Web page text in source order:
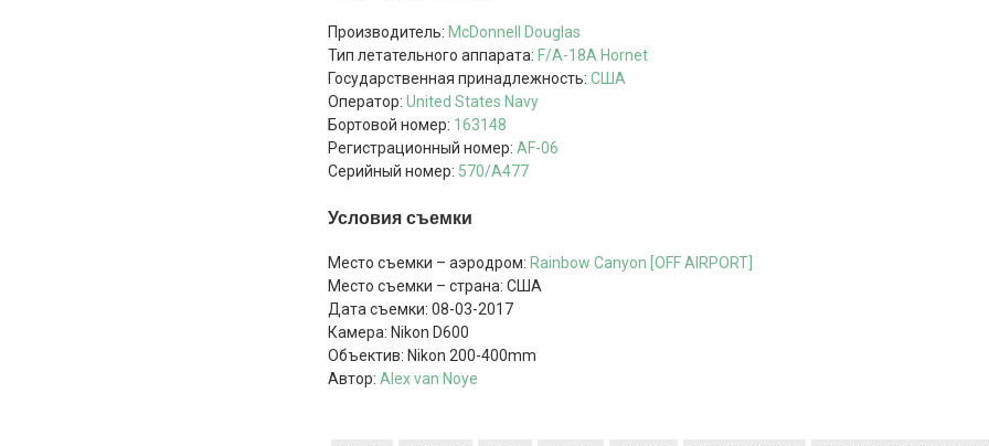
Производитель: McDonnell Douglas
Тип летательного аппарата: F/A-18A Hornet
Государственная принадлежность: США
Оператор: United States Navy
Бортовой номер: 163148
Регистрационный номер: AF-06
Серийный номер: 570/A477
Условия съемки
Место съемки – аэродром: Rainbow Canyon [OFF AIRPORT]
Место съемки – страна: США
Дата съемки: 08-03-2017
Камера: Nikon D600
Объектив: Nikon 200-400mm
Автор: Alex van Noye